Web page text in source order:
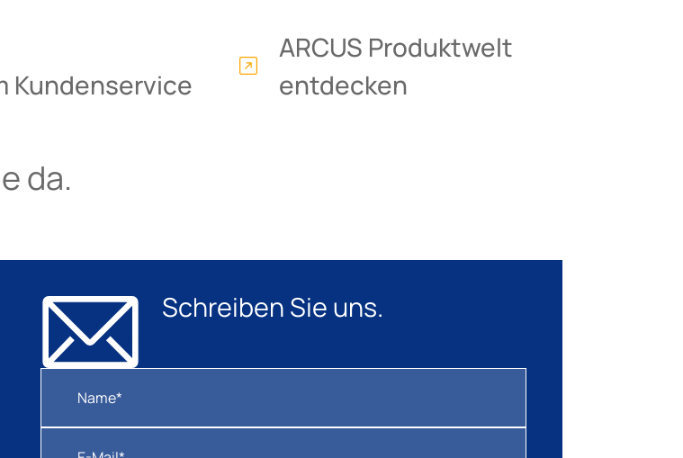
Kundenservice
ARCUS Produktwelt
entdecken
da.
Schreiben Sie uns.